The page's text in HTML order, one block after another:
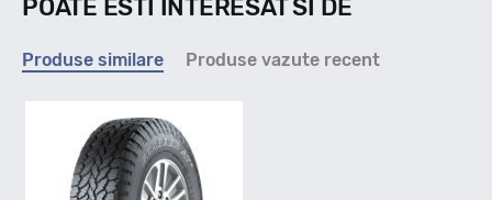
Indice viteza
S - max 180km/h
Indice greutate
POATE ESTI INTERESAT SI DE
Produse similare Produse vazute recent